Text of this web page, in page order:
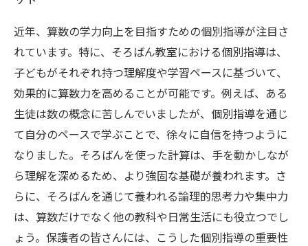
近年、算数の学力向上を目指すための個別指導が注目さ
れています。特に、そろばん教室における個別指導は、
子どもがそれぞれ持つ理解度や学習ペースに基づいて、
効果的に算数力を高めることが可能です。例えば、ある
生徒は数の概念に苦しんでいましたが、個別指導を通じ
て自分のペースで学ぶことで、徐々に自信を持つように
なりました。そろばんを使った計算は、手を動かしなが
ら理解を深めるため、より強固な基礎が養われます。さ
らに、そろばんを通じて養われる論理的思考力や集中力
は、算数だけでなく他の教科や日常生活にも役立つでし
ょう。保護者の皆さんには、こうした個別指導の重要性